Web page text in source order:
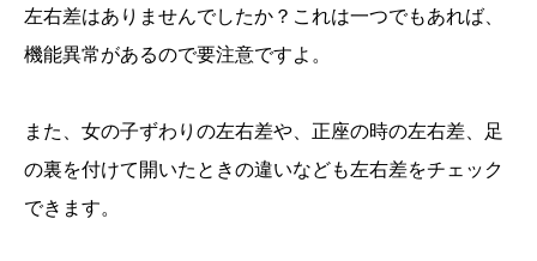
左右差はありませんでしたか？これは一つでもあれば、
機能異常があるので要注意ですよ。
また、女の子ずわりの左右差や、正座の時の左右差、足
の裏を付けて開いたときの違いなども左右差をチェック
できます。